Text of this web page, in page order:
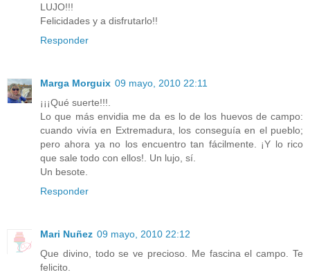
LUJO!!!
Felicidades y a disfrutarlo!!
Responder
Marga Morguix 09 mayo, 2010 22:11
¡¡¡Qué suerte!!!.
Lo que más envidia me da es lo de los huevos de campo:
cuando vivía en Extremadura, los conseguía en el pueblo;
pero ahora ya no los encuentro tan fácilmente. ¡Y lo rico
que sale todo con ellos!. Un lujo, sí.
Un besote.
Responder
Mari Nuñez 09 mayo, 2010 22:12
Que divino, todo se ve precioso. Me fascina el campo. Te
felicito.